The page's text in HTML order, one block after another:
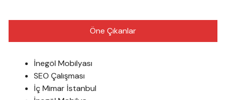
Öne Çıkanlar
İnegöl Mobilyası
SEO Çalışması
İç Mimar İstanbul